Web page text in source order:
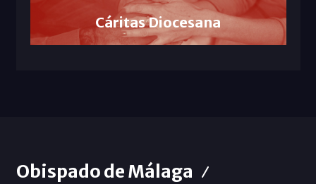
Cáritas Diocesana
Obispado de Málaga